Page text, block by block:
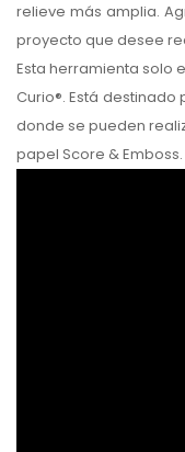
relieve más amplia.
proyecto que desee
Esta herramienta solo
Curio®. Está
donde se pueden
papel Score & Emboss.